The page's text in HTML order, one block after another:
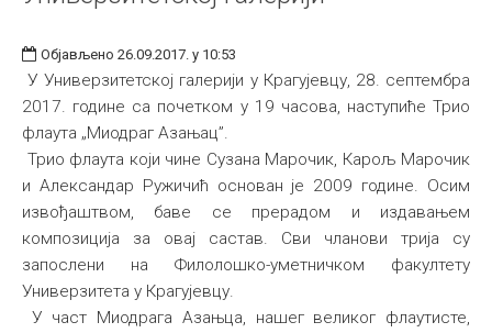
Објављено 26.09.2017. у 10:53
У Универзитетској галерији у Крагујевцу, 28. септембра
2017. године са почетком у 19 часова, наступиће Трио
флаута „Миодраг Азањац”.
Трио флаута који чине Сузана Марочик, Карољ Марочик
и Александар Ружичић основан је 2009 године. Осим
извођаштвом, баве се прерадом и издавањем
композиција за овај састав. Сви чланови трија су
запослени на Филолошко-уметничком факултету
Универзитета у Крагујевцу.
У част Миодрага Азањца, нашег великог флаутисте,